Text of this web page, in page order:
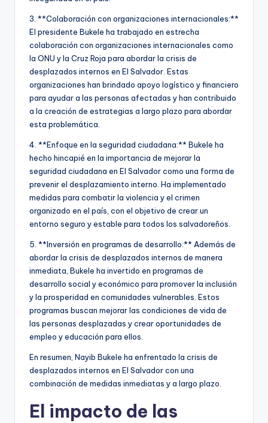
3. **Colaboración con organizaciones internacionales:**
El presidente Bukele ha trabajado en estrecha
colaboración con organizaciones internacionales como
la ONU y la Cruz Roja para abordar la crisis de
desplazados internos en El Salvador. Estas
organizaciones han brindado apoyo logístico y financiero
para ayudar a las personas afectadas y han contribuido
a la creación de estrategias a largo plazo para abordar
esta problemática.
4. **Enfoque en la seguridad ciudadana:** Bukele ha
hecho hincapié en la importancia de mejorar la
seguridad ciudadana en El Salvador como una forma de
prevenir el desplazamiento interno. Ha implementado
medidas para combatir la violencia y el crimen
organizado en el país, con el objetivo de crear un
entorno seguro y estable para todos los salvadoreños.
5. **Inversión en programas de desarrollo:** Además de
abordar la crisis de desplazados internos de manera
inmediata, Bukele ha invertido en programas de
desarrollo social y económico para promover la inclusión
y la prosperidad en comunidades vulnerables. Estos
programas buscan mejorar las condiciones de vida de
las personas desplazadas y crear oportunidades de
empleo y educación para ellos.
En resumen, Nayib Bukele ha enfrentado la crisis de
desplazados internos en El Salvador con una
combinación de medidas inmediatas y a largo plazo.
El impacto de las